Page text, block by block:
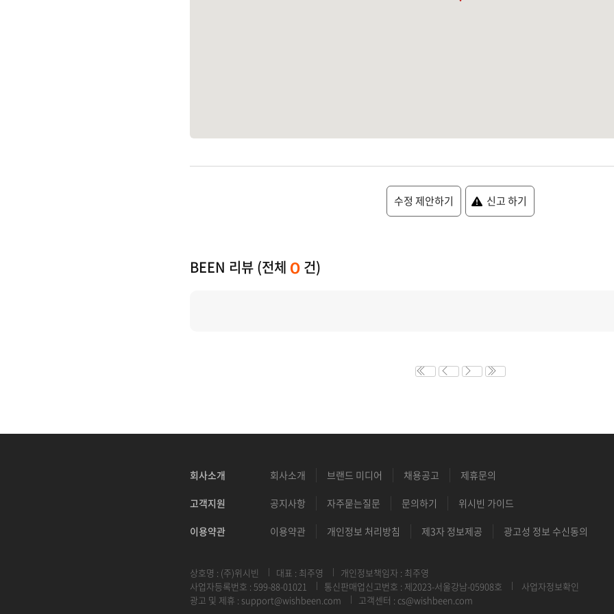
수정 제안하기 신고 하기
BEEN 리뷰 (전체 0 건)
회사소개 회사소개 브랜드 미디어 채용공고 제휴문의
고객지원 공지사항 자주묻는질문 문의하기 위시빈 가이드
이용약관 이용약관 개인정보 처리방침 제3자 정보제공 광고성 정보 수신동의
상호명 : (주)위시빈 대표 : 최주영
개인정보책임자 : 최주영
사업자등록번호 : 599-88-01021
통신판매업신고번호 : 제2023-서울강남-05908호
사업자정보확인
광고 및 제휴 : support@wishbeen.com 고객센터 : cs@wishbeen.com